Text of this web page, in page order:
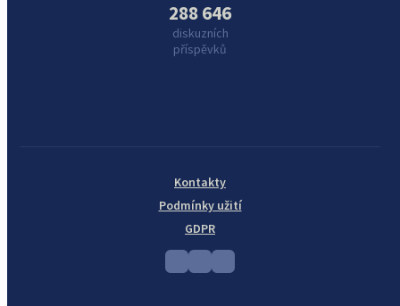
288 646
diskuzních
příspěvků
Kontakty
Podmínky užití
GDPR